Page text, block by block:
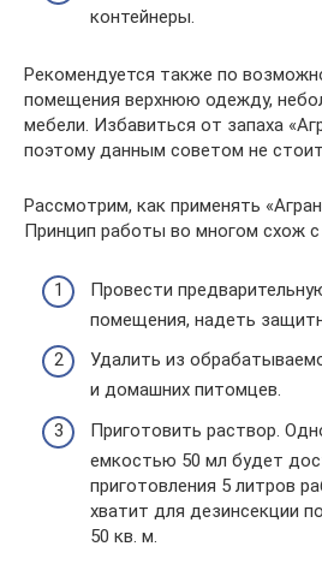
контейнеры.
Рекомендуется также по
помещения верхнюю одежду,
мебели. Избавиться от запаха
поэтому данным советом не
Рассмотрим, как применять
Принцип работы во многом схож
Провести
помещения, надеть
Удалить из
и домашних питомцев.
Приготовить раствор.
емкостью 50 мл будет
приготовления 5 литров
хватит для дезинсекции
50 кв. м.